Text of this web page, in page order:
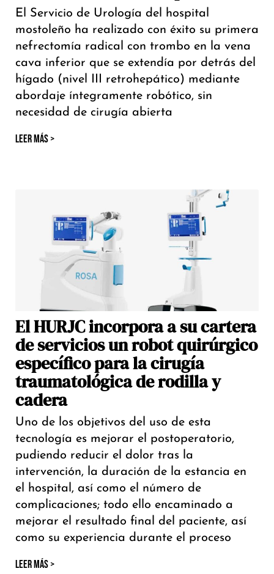
El Servicio de Urología del hospital
mostoleño ha realizado con éxito su primera
nefrectomía radical con trombo en la vena
cava inferior que se extendía por detrás del
hígado (nivel III retrohepático) mediante
abordaje íntegramente robótico, sin
necesidad de cirugía abierta
LEER MÁS >
El HURJC incorpora a su cartera
de servicios un robot quirúrgico
específico para la cirugía
traumatológica de rodilla y
cadera
Uno de los objetivos del uso de esta
tecnología es mejorar el postoperatorio,
pudiendo reducir el dolor tras la
intervención, la duración de la estancia en
el hospital, así como el número de
complicaciones; todo ello encaminado a
mejorar el resultado final del paciente, así
como su experiencia durante el proceso
LEER MÁS >